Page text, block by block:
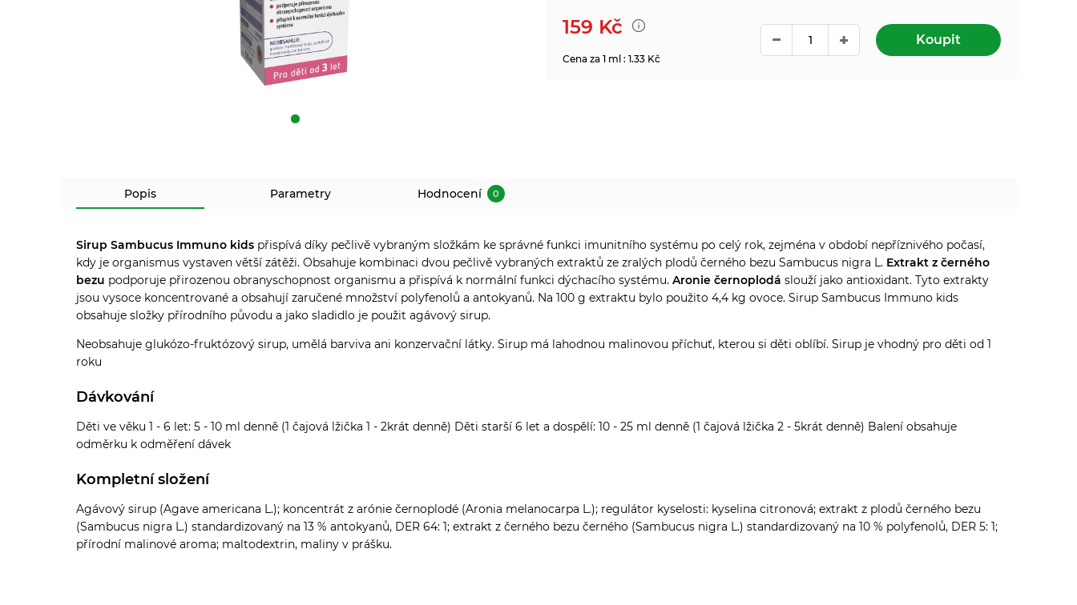
159 Kč
Cena za 1 ml : 1.33 Kč
Koupit
Popis Parametry Hodnocení 0
Sirup Sambucus Immuno kids přispívá díky pečlivě vybraným složkám ke správné funkci imunitního systému po celý rok, zejména v období nepříznivého počasí,
kdy je organismus vystaven větší zátěži. Obsahuje kombinaci dvou pečlivě vybraných extraktů ze zralých plodů černého bezu Sambucus nigra L. Extrakt z černého
bezu podporuje přirozenou obranyschopnost organismu a přispívá k normální funkci dýchacího systému. Aronie černoplodá slouží jako antioxidant. Tyto extrakty
jsou vysoce koncentrované a obsahují zaručené množství polyfenolů a antokyanů. Na 100 g extraktu bylo použito 4,4 kg ovoce. Sirup Sambucus Immuno kids
obsahuje složky přírodního původu a jako sladidlo je použit agávový sirup.
Neobsahuje glukózo-fruktózový sirup, umělá barviva ani konzervační látky. Sirup má lahodnou malinovou příchuť, kterou si děti oblíbí. Sirup je vhodný pro děti od 1
roku
Dávkování
Děti ve věku 1 - 6 let: 5 - 10 ml denně (1 čajová lžička 1 - 2krát denně) Děti starší 6 let a dospělí: 10 - 25 ml denně (1 čajová lžička 2 - 5krát denně) Balení obsahuje
odměrku k odměření dávek
Kompletní složení
Agávový sirup (Agave americana L.); koncentrát z arónie černoplodé (Aronia melanocarpa L.); regulátor kyselosti: kyselina citronová; extrakt z plodů černého bezu
(Sambucus nigra L.) standardizovaný na 13 % antokyanů, DER 64: 1; extrakt z černého bezu černého (Sambucus nigra L.) standardizovaný na 10 % polyfenolů, DER 5: 1;
přírodní malinové aroma; maltodextrin, maliny v prášku.